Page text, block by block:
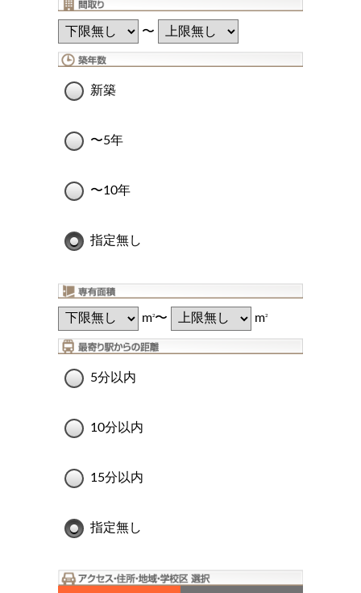
〜
新築
〜5年
〜10年
指定無し
m2〜 m2
5分以内
10分以内
15分以内
指定無し